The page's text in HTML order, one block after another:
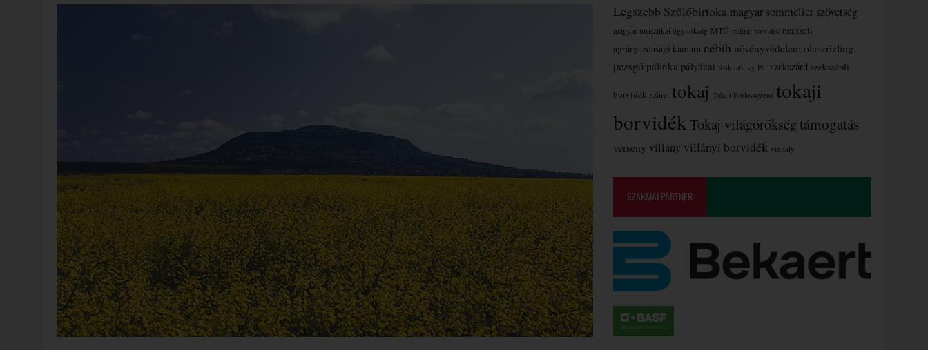
Legszebb Szőlőbirtoka magyar sommelier szövetség
magyar turisztikai ügynökség MTÜ mátrai borvidék nemzeti
agrárgazdasági kamara nébih növényvédelem olaszrizling
pezsgő pálinka pályázat Rókusfalvy Pál szekszárd szekszárdi
borvidék szüret tokaj Tokaji Borlovagrend tokaji
borvidékTokaj világörökségtámogatás
verseny villány villányi borvidék vinitaly
SZAKMAI PARTNER